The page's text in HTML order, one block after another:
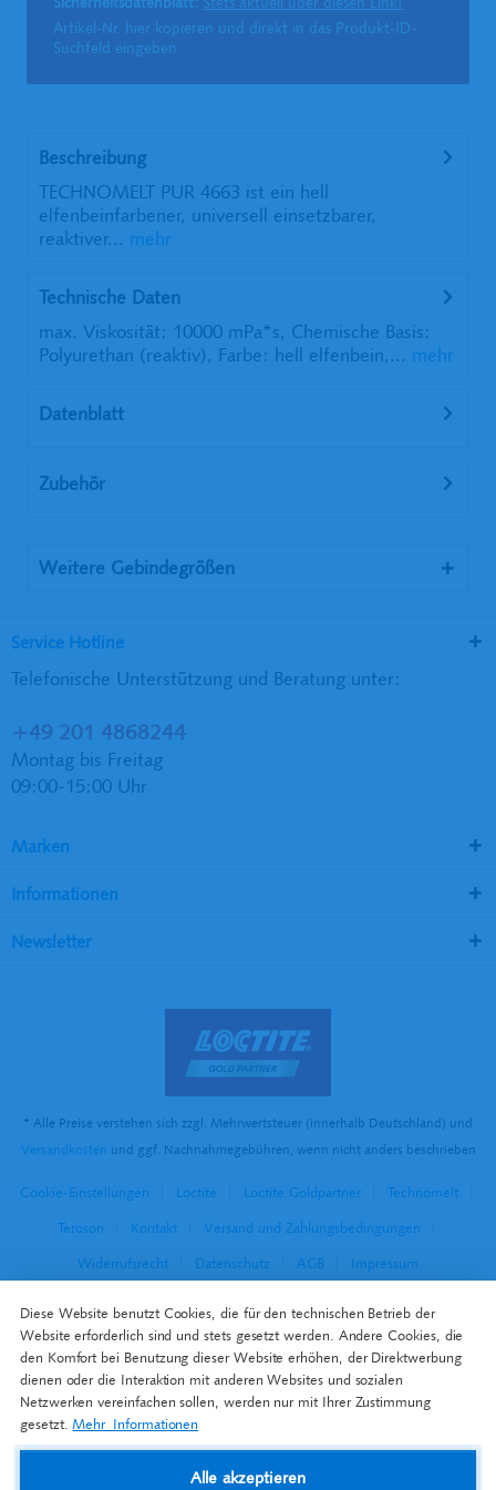
Artikel-Nr. hier kopieren und direkt in das Produkt-ID-
Suchfeld eingeben.
Beschreibung
TECHNOMELT PUR 4663 ist ein hell
elfenbeinfarbener, universell einsetzbarer,
reaktiver... mehr
Technische Daten
max. Viskosität: 10000 mPa*s, Chemische Basis:
Polyurethan (reaktiv), Farbe: hell elfenbein,... mehr
Datenblatt
Zubehör
Weitere Gebindegrößen
Service Hotline
Telefonische Unterstützung und Beratung unter:
+49 201 4868244
Montag bis Freitag
09:00-15:00 Uhr
Marken
Informationen
Newsletter
* Alle Preise verstehen sich zzgl. Mehrwertsteuer (innerhalb Deutschland) und
Versandkosten und ggf. Nachnahmegebühren, wenn nicht anders beschrieben
Cookie-Einstellungen Loctite Loctite Goldpartner
Technomelt
Teroson
Kontakt
Versand und Zahlungsbedingungen
Widerrufsrecht
Datenschutz AGB Impressum
Diese Website benutzt Cookies, die für den technischen Betrieb der
Website erforderlich sind und stets gesetzt werden. Andere Cookies, die
den Komfort bei Benutzung dieser Website erhöhen, der Direktwerbung
dienen oder die Interaktion mit anderen Websites und sozialen
Netzwerken vereinfachen sollen, werden nur mit Ihrer Zustimmung
gesetzt. Mehr Informationen
Alle akzeptieren